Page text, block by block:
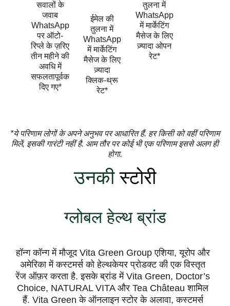
सवालों के
जवाब
WhatsApp
पर ऑटो-
रिप्ले के ज़रिए
तीन महीने की
अवधि में
सफलतापूर्वक
दिए गए*
ईमेल की
तुलना में
WhatsApp
में मार्केटिंग
मैसेज के लिए
ज़्यादा
क्लिक-थ्रू
रेट*
तुलना में
WhatsApp
में मार्केटिंग
मैसेज के लिए
ज़्यादा ओपन
रेट*
*ये परिणाम लोगों के अपने अनुभव पर आधारित हैं. हर किसी को वहीं परिणाम
मिलें, इसकी गारंटी नहीं है. आम तौर पर कोई भी एक परिणाम इससे अलग ही
होगा.
उनकीस्टोरी
ग्लोबल हेल्थ ब्रांड
हॉन्ग कॉन्ग में मौजूद Vita Green Group एशिया, यूरोप और
अमेरिका में कस्टमर्स को हेल्थकेयर प्रोडक्ट की एक विस्तृत
रेंज ऑफ़र करता है. इसके ब्रांड में Vita Green, Doctor’s
Choice, NATURAL VITA और Tea Château शामिल
हैं. Vita Green के ऑनलाइन स्टोर के अलावा, कस्टमर्स